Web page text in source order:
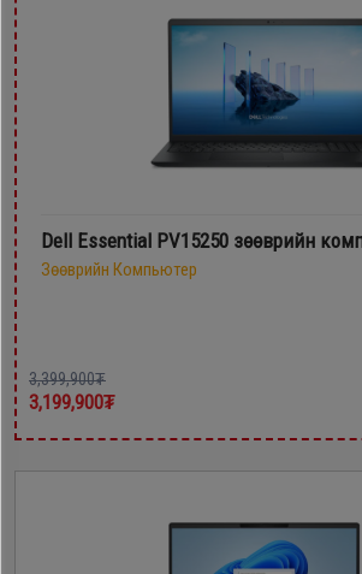
Dell Essential PV15250 зөөврийн
Зөөврийн Компьютер
3,399,900₮
3,199,900₮